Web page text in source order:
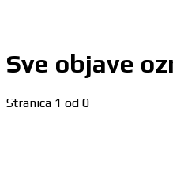
Sve objave
Stranica 1 od 0